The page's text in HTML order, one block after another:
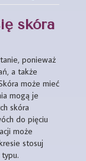
skóra
ponieważ
a także
może mieć
mogą je
skóra
do pięciu
może
stosuj